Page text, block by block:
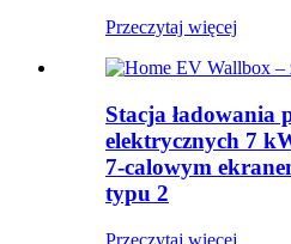
Przeczytaj więcej
Stacja ładowania
elektrycznych 7
7-calowym
typu 2
Przeczytaj więcej